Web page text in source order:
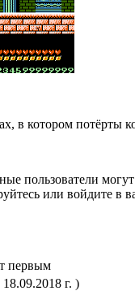
в котором потёрты
пользователи
или войдите в
первым
г. )